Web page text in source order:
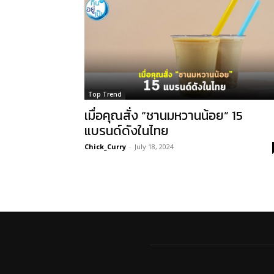
Top Trend
เมื่อคุณสั่ง “ชานมหวานน้อย” 15
แบรนด์ดังในไทย
Chick_Curry - July 18, 2024